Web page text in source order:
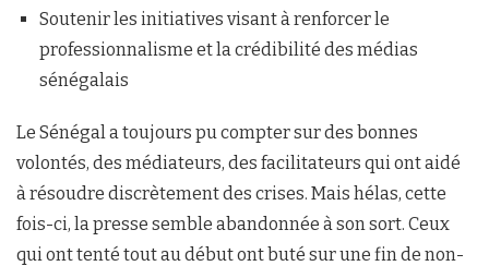
Soutenir les initiatives visant à renforcer le
professionnalisme et la crédibilité des médias
sénégalais
Le Sénégal a toujours pu compter sur des bonnes
volontés, des médiateurs, des facilitateurs qui ont aidé
à résoudre discrètement des crises. Mais hélas, cette
fois-ci, la presse semble abandonnée à son sort. Ceux
qui ont tenté tout au début ont buté sur une fin de non-